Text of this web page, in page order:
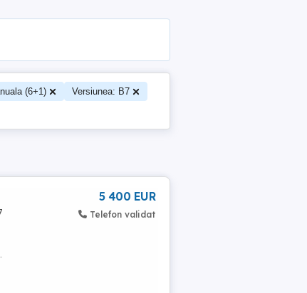
(6+1)
Versiunea: B7
5 400 EUR
Telefon validat